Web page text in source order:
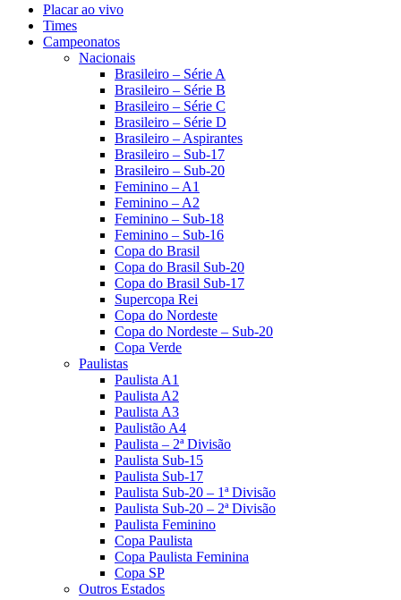
Placar ao vivo
Times
Campeonatos
Nacionais
Brasileiro – Série A
Brasileiro – Série B
Brasileiro – Série C
Brasileiro – Série D
Brasileiro – Aspirantes
Brasileiro – Sub-17
Brasileiro – Sub-20
Feminino – A1
Feminino – A2
Feminino – Sub-18
Feminino – Sub-16
Copa do Brasil
Copa do Brasil Sub-20
Copa do Brasil Sub-17
Supercopa Rei
Copa do Nordeste
Copa do Nordeste – Sub-20
Copa Verde
Paulistas
Paulista A1
Paulista A2
Paulista A3
Paulistão A4
Paulista – 2ª Divisão
Paulista Sub-15
Paulista Sub-17
Paulista Sub-20 – 1ª Divisão
Paulista Sub-20 – 2ª Divisão
Paulista Feminino
Copa Paulista
Copa Paulista Feminina
Copa SP
Outros Estados